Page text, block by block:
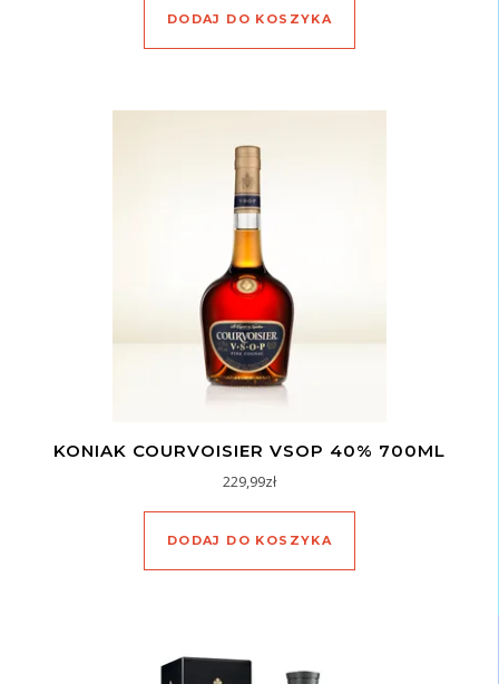
DODAJ DO KOSZYKA
KONIAK COURVOISIER VSOP 40% 700ML
229,99zł
DODAJ DO KOSZYKA